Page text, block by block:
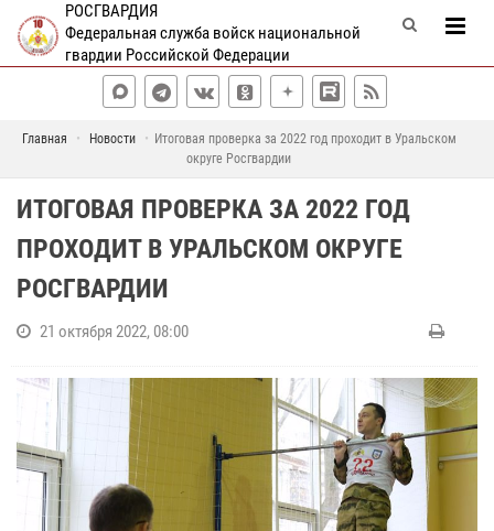
РОСГВАРДИЯ
Федеральная служба войск национальной
гвардии Российской Федерации
Главная Новости
Итоговая проверка за 2022 год проходит в Уральском
округе Росгвардии
ИТОГОВАЯ ПРОВЕРКА ЗА 2022 ГОД
ПРОХОДИТ В УРАЛЬСКОМ ОКРУГЕ
РОСГВАРДИИ
21 октября 2022, 08:00